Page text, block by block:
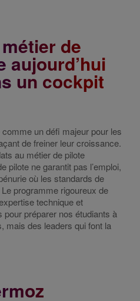
de
aujourd’hui
un cockpit
un défi majeur pour les
de freiner leur croissance.
au métier de pilote
pilote ne garantit pas l’emploi,
où les standards de
programme rigoureux de
technique et
préparer nos étudiants à
mais des leaders qui font la